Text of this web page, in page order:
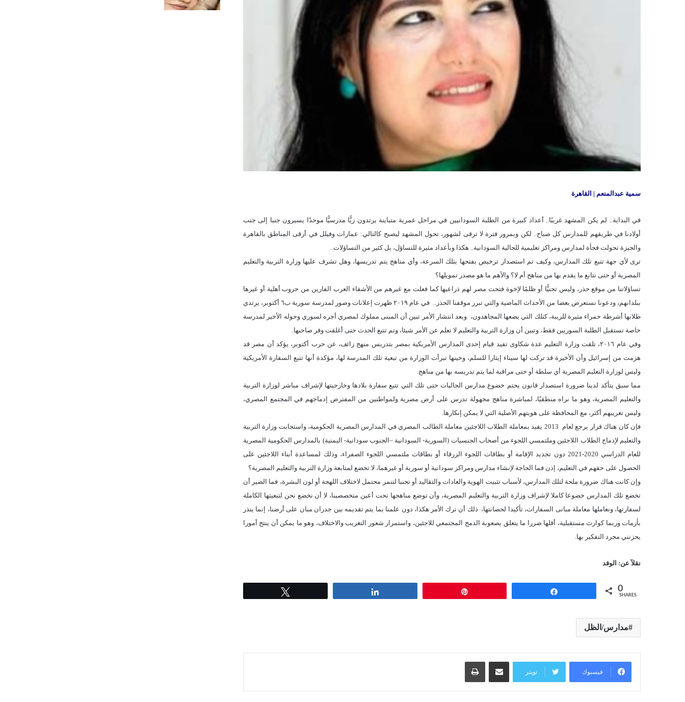
سمية عبدالمنعم | القاهرة
في البداية.. لم يكن المشهد غريبًا.. أعداد كبيرة من الطلبة السودانيين في مراحل عمرية متباينة يرتدون زيًّا مدرسيًّا موحدًا يسيرون جنبا إلى جنب
أولادنا في طريقهم للمدارس كل صباح.. لكن وبمرور فترة لا ترقى لشهور، تحول المشهد ليصبح كالتالي: عمارات وفيلل في أرقى المناطق بالقاهرة
والجيزة تحولت فجأة لمدارس ومراكز تعليمية للجالية السودانية.. هكذا وبأعداد مثيرة للتساؤل، بل كثير من التساؤلات..
ترى لأي جهة تتبع تلك المدارس، وكيف تم استصدار ترخيص بفتحها بتلك السرعة، وأي مناهج يتم تدريسها، وهل تشرف عليها وزارة التربية والتعليم
المصرية أو حتى تتابع ما يقدم بها من مناهج أم لا؟ والأهم ما هو مصدر تمويلها؟
تساؤلاتنا من موقع حذر، وليس تجنيًّا أو ظلمًا لإخوة فتحت مصر لهم ذراعيها كما فعلت مع غيرهم من الأشقاء العرب الفارين من حروب أهلية أو غيرها
ببلدانهم، ودعونا نستعرض بعضا من الأحداث الماضية والتي تبرر موقفنا الحذر.. في عام ٢٠١٩ ظهرت إعلانات وصور لمدرسة سورية ب٦ أكتوبر، يرتدي
طلابها أشرطة حمراء مثيرة للريبة، كتلك التي يضعها المجاهدون، وبعد انتشار الأمر تبين أن المبنى مملوك لمصري أجره لسوري وحوله الأخير لمدرسة
خاصة تستقبل الطلبة السوريين فقط، وتبين أن وزارة التربية والتعليم لا تعلم عن الأمر شيئا، وتم تتبع الحدث حتى أغلقت وفر صاحبها.
وفي عام ٢٠١٦، تلقت وزارة التعليم عدة شكاوى تفيد قيام إحدى المدارس الأمريكية بمصر بتدريس منهج زائف، عن حرب أكتوبر، يؤكد أن مصر قد
هزمت من إسرائيل وأن الأخيرة قد تركت لها سيناء إيثارا للسلم، وحينها تبرأت الوزارة من تبعية تلك المدرسة لها، مؤكدة أنها تتبع السفارة الأمريكية
وليس لوزارة التعليم المصرية أي سلطة أو حتى مراقبة لما يتم تدريسه بها من مناهج.
مما سبق يتأكد لدينا ضرورة استصدار قانون يحتم خضوع مدارس الجاليات حتى تلك التي تتبع سفارة بلادها وخارجيتها لإشراف مباشر لوزارة التربية
والتعليم المصرية، وهو ما نراه منطقيًا، لمباشرة مناهج مجهولة تدرس على أرض مصرية ولمواطنين من المفترض إدماجهم في المجتمع المصري،
وليس تغريبهم أكثر، مع المحافظة على هويتهم الأصلية التي لا يمكن إنكارها.
فإن كان هناك قرار يرجع لعام 2013 يفيد بمعاملة الطلاب اللاجئين معاملة الطالب المصري في المدارس المصرية الحكومية، واستجابت وزارة التربية
والتعليم لإدماج الطلاب اللاجئين وملتمسي اللجوء من أصحاب الجنسيات (السورية- السودانية –الجنوب سودانية- اليمنية) بالمدارس الحكومية المصرية
للعام الدراسي 2020-2021 دون تجديد الإقامة أو بطاقات اللجوء الزرقاء أو بطاقات ملتمسي اللجوء الصفراء، وذلك لمساعدة أبناء اللاجئين على
الحصول على حقهم في التعليم، إذن فما الحاجة لإنشاء مدارس ومراكز سودانية أو سورية أو غيرهما، لا تخضع لمتابعة وزارة التربية والتعليم المصرية؟
وإن كانت هناك ضرورة ملحة لتلك المدارس، لأسباب تثبيت الهوية والعادات والتقاليد أو تجنبا لتنمر محتمل لاختلاف اللهجة أو لون البشرة، فما الضير أن
تخضع تلك المدارس خضوعا كاملا لإشراف وزارة التربية والتعليم المصرية، وأن توضع مناهجها تحت أعين متخصصينا، لا أن نخضع نحن لتبعيتها الكاملة
لسفارتها، ونعاملها معاملة مبانى السفارات، تأكيدا لحصانتها، ذلك أن ترك الأمر هكذا، دون علمنا بما يتم تقديمه بين جدران مبان على أرضنا، إنما ينذر
بأزمات وربما كوارث مستقبلية، أقلها ضررا ما يتعلق بصعوبة الدمج المجتمعي للاجئين، واستمرار شعور التغريب والاختلاف، وهو ما يمكن أن ينتج أمورا
يحزنني مجرد التفكير بها.
نقلآ عن: الوفد
0
SHARES
مدارس/الظل
فيسبوك تويتر
مشاركة عبر البريد طباعة